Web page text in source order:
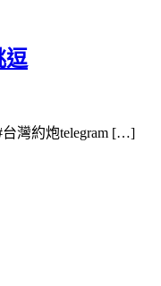
逗
台灣約炮telegram […]